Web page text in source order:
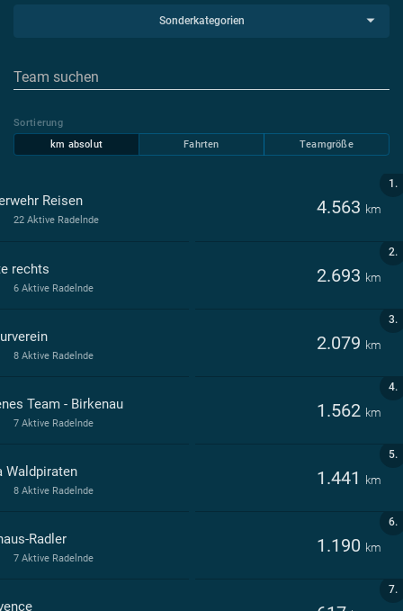
Sonderkategorien
Sortierung
km absolut
Fahrten Teamgröße
1.
Reisen 4.563 km
22 Aktive Radelnde
2.
rechts 2.693 km
6 Aktive Radelnde
3.
2.079 km
8 Aktive Radelnde
4.
Team - Birkenau 1.562 km
7 Aktive Radelnde
5.
Waldpiraten 1.441 km
8 Aktive Radelnde
6.
Radler 1.190 km
7 Aktive Radelnde
7.